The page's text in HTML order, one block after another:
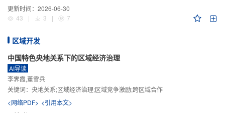
更新时间： 2026-06-30
43
| 3 | 7
区域开发
中国特色央地关系下的区域经济治理
AI导读
李霁霞,董雪兵
关键词： 央地关系;区域经济治理;区域竞争激励;跨区域合作
<网络PDF> <引用本文>